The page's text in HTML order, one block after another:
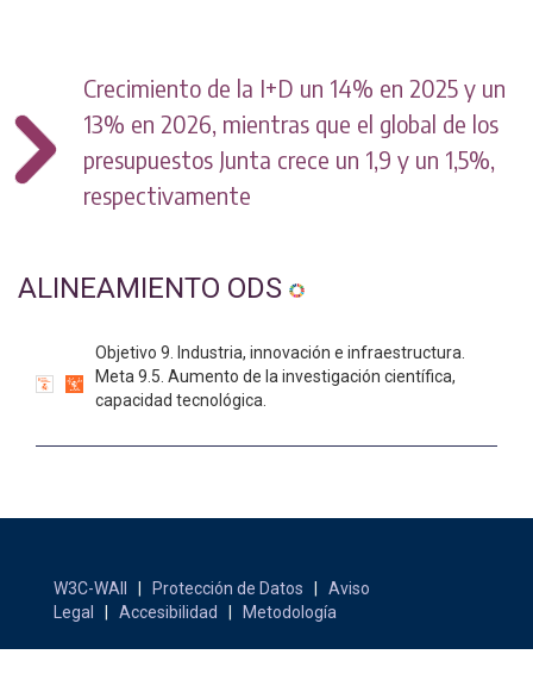
Crecimiento de la I+D un 14% en 2025 y un
13% en 2026, mientras que el global de los
presupuestos Junta crece un 1,9 y un 1,5%,
respectivamente
ALINEAMIENTO ODS
Objetivo 9. Industria, innovación e infraestructura.
Meta 9.5. Aumento de la investigación científica,
capacidad tecnológica.
W3C-WAII Protección de Datos
Aviso
Legal
Accesibilidad Metodología